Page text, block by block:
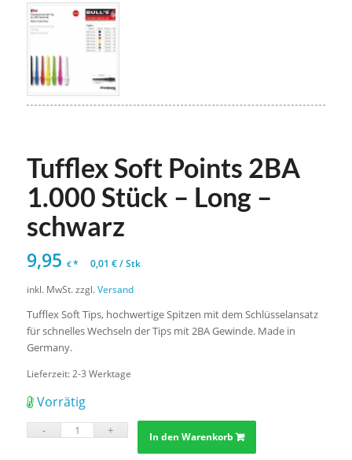
Tufflex Soft Points 2BA
1.000 Stück – Long –
schwarz
9,95 €* 0,01 €/Stk
inkl. MwSt. zzgl.Versand
Tufflex Soft Tips, hochwertige Spitzen mit dem Schlüsselansatz
für schnelles Wechseln der Tips mit 2BA Gewinde. Made in
Germany.
Lieferzeit: 2-3 Werktage
Vorrätig
In den Warenkorb